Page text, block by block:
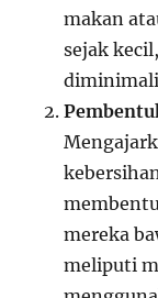
makan
sejak
mereka
meliputi